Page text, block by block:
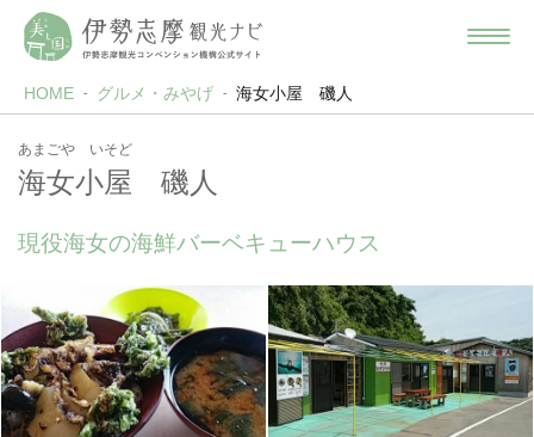
HOME グルメ・みやげ 海女小屋 磯人
あまごや いそど
海女小屋 磯人
現役海女の海鮮バーベキューハウス